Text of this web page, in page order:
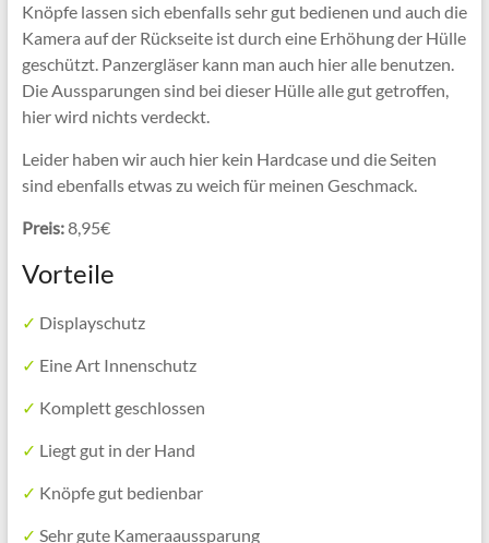
Knöpfe lassen sich ebenfalls sehr gut bedienen und auch die
Kamera auf der Rückseite ist durch eine Erhöhung der Hülle
geschützt. Panzergläser kann man auch hier alle benutzen.
Die Aussparungen sind bei dieser Hülle alle gut getroffen,
hier wird nichts verdeckt.
Leider haben wir auch hier kein Hardcase und die Seiten
sind ebenfalls etwas zu weich für meinen Geschmack.
Preis:8,95€
Vorteile
✓ Displayschutz
✓ Eine Art Innenschutz
✓ Komplett geschlossen
✓ Liegt gut in der Hand
✓ Knöpfe gut bedienbar
✓ Sehr gute Kameraaussparung